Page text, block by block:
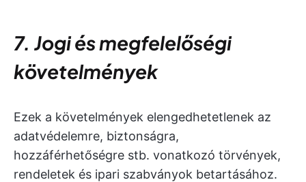
7. Jogi és megfelelőségi
követelmények
Ezek a követelmények elengedhetetlenek az
adatvédelemre, biztonságra,
hozzáférhetőségre stb. vonatkozó törvények,
rendeletek és ipari szabványok betartásához.